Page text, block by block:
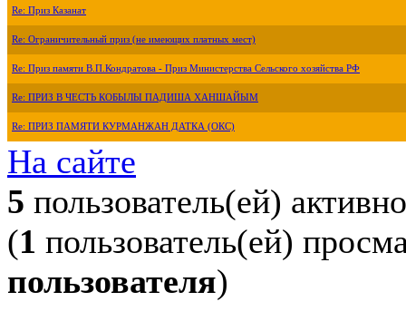
Re: Приз Казанат
Re: Ограничительный приз (не имеющих платных мест)
Re: Приз памяти В.П.Кондратова - Приз Министерства Сельского хозяйства РФ
Re: ПРИЗ В ЧЕСТЬ КОБЫЛЫ ПАДИША ХАНШАЙЫМ
Re: ПРИЗ ПАМЯТИ КУРМАНЖАН ДАТКА (ОКС)
На сайте
5 пользователь(ей) активно
(1 пользователь(ей)
пользователя)